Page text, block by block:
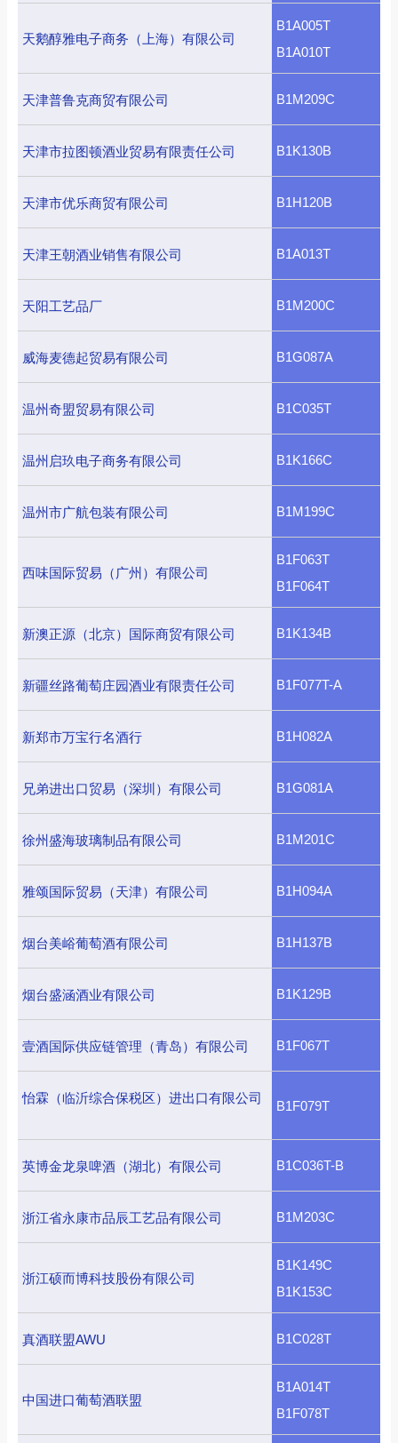
天鹅醇雅电子商务（上海）有限公司
B1A005T
B1A010T
天津普鲁克商贸有限公司 B1M209C
天津市拉图顿酒业贸易有限责任公司 B1K130B
天津市优乐商贸有限公司 B1H120B
天津王朝酒业销售有限公司 B1A013T
天阳工艺品厂 B1M200C
威海麦德起贸易有限公司 B1G087A
温州奇盟贸易有限公司 B1C035T
温州启玖电子商务有限公司 B1K166C
温州市广航包装有限公司 B1M199C
西味国际贸易（广州）有限公司
B1F063T
B1F064T
新澳正源（北京）国际商贸有限公司 B1K134B
新疆丝路葡萄庄园酒业有限责任公司 B1F077T-A
新郑市万宝行名酒行 B1H082A
兄弟进出口贸易（深圳）有限公司 B1G081A
徐州盛海玻璃制品有限公司 B1M201C
雅颂国际贸易（天津）有限公司 B1H094A
烟台美峪葡萄酒有限公司 B1H137B
烟台盛涵酒业有限公司 B1K129B
壹酒国际供应链管理（青岛）有限公司 B1F067T
怡霖（临沂综合保税区）进出口有限公司
B1F079T
英博金龙泉啤酒（湖北）有限公司 B1C036T-B
浙江省永康市品辰工艺品有限公司 B1M203C
浙江硕而博科技股份有限公司
B1K149C
B1K153C
真酒联盟AWU B1C028T
中国进口葡萄酒联盟
B1A014T
B1F078T